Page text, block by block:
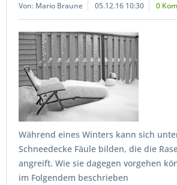
Von: Mario Braune 05.12.16 10:30 0
Während eines Winters kann sich
Schneedecke Fäule bilden, die die
angreift. Wie sie dagegen vorgehen
im Folgendem beschrieben